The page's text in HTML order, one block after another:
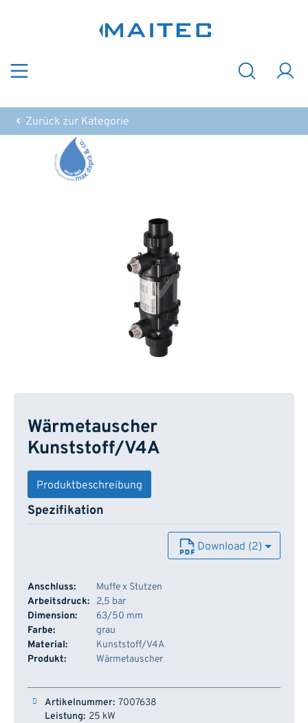
Zurück zur Kategorie
Wärmetauscher
Kunststoff/V4A
Produktbeschreibung
Spezifikation
Download (2)
Anschluss:
Muffe x Stutzen
Arbeitsdruck:
2,5 bar
Dimension:
63/50 mm
Farbe:
grau
Material:
Kunststoff/V4A
Produkt:
Wärmetauscher
Artikelnummer Leistung
7007638
25 kW